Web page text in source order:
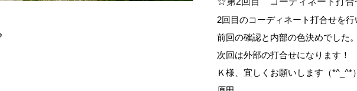
2回目のコーディネート打合せを行
前回の確認と内部の色決めでした。
次回は外部の打合せになります！
Ｋ様、宜しくお願いします（*^_^*）